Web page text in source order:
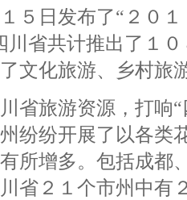
５日发布了“２０
川省共计推出了１
文化旅游、乡村旅
旅游资源，打响“
纷纷开展了以各类
所增多。包括成都
省２１个市州中有